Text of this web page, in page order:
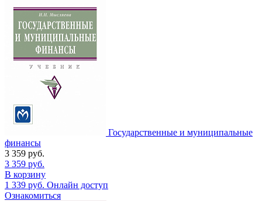
Государственные и муниципальные
финансы
3 359 руб.
3 359 руб.
В корзину
1 339 руб. Онлайн доступ
Ознакомиться